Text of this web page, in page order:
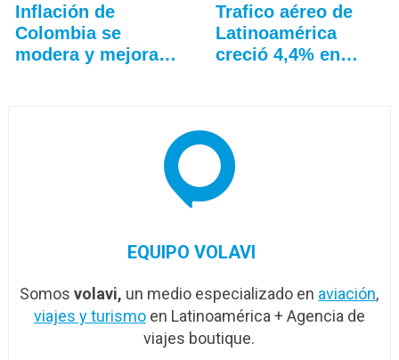
Inflación de
Colombia se
modera y mejoran
Trafico aéreo de
Latinoamérica
creció 4,4% en
EQUIPO VOLAVI
Somosvolavi, un medio especializado en aviación,
viajes y turismoen Latinoamérica + Agencia de
viajes boutique.